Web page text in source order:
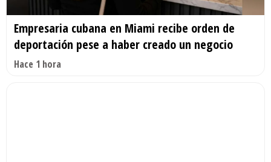
Empresaria cubana en Miami recibe orden de
deportación pese a haber creado un negocio
Hace 1 hora